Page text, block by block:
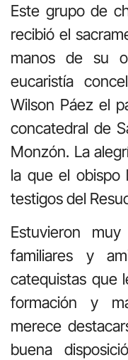
Este grupo de
recibió el
manos de su
eucaristía
Wilson Páez el
concatedral de
Monzón. La
la que el obispo
testigos del
Estuvieron
familiares y
catequistas que
formación y
merece
buena